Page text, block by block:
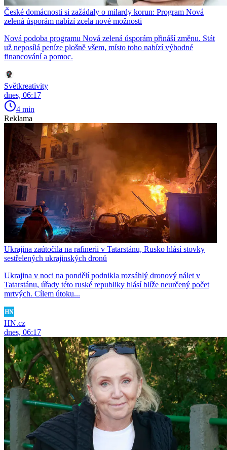
České domácnosti si zažádaly o milardy korun: Program Nová
zelená úsporám nabízí zcela nové možnosti
Nová podoba programu Nová zelená úsporám přináší změnu. Stát
už neposílá peníze plošně všem, místo toho nabízí výhodné
financování a pomoc.
Světkreativity
dnes, 06:17
4 min
Reklama
Ukrajina zaútočila na rafinerii v Tatarstánu, Rusko hlásí stovky
sestřelených ukrajinských dronů
Ukrajina v noci na pondělí podnikla rozsáhlý dronový nálet v
Tatarstánu, úřady této ruské republiky hlásí blíže neurčený počet
mrtvých. Cílem útoku...
HN.cz
dnes, 06:17